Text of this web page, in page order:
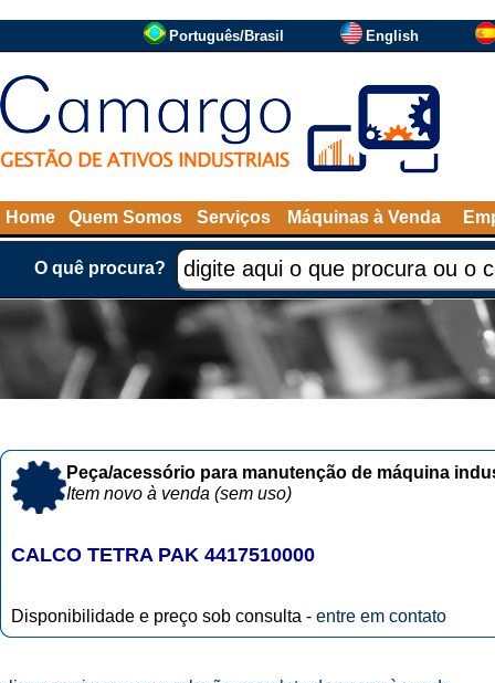
Português/Brasil English
Home Quem Somos Serviços Máquinas à Venda
O quê procura?
Peça/acessório para manutenção de máquina
Item novo à venda (sem uso)
CALCO TETRA PAK 4417510000
Disponibilidade e preço sob consulta - entre em contato